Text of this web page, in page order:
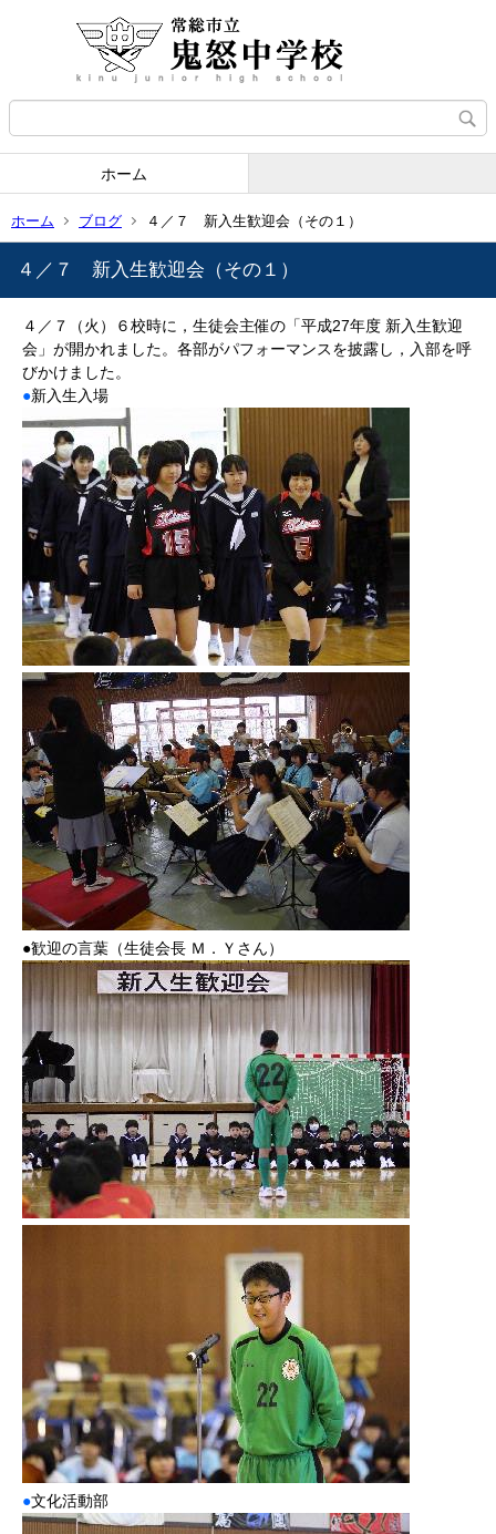
ホーム
ホーム ブログ ４／７ 新入生歓迎会（その１）
４／７ 新入生歓迎会（その１）
４／７（火）６校時に，生徒会主催の「平成27年度 新入生歓迎
会」が開かれました。各部がパフォーマンスを披露し，入部を呼
びかけました。
●新入生入場
●歓迎の言葉（生徒会長 Ｍ．Ｙさん）
●文化活動部